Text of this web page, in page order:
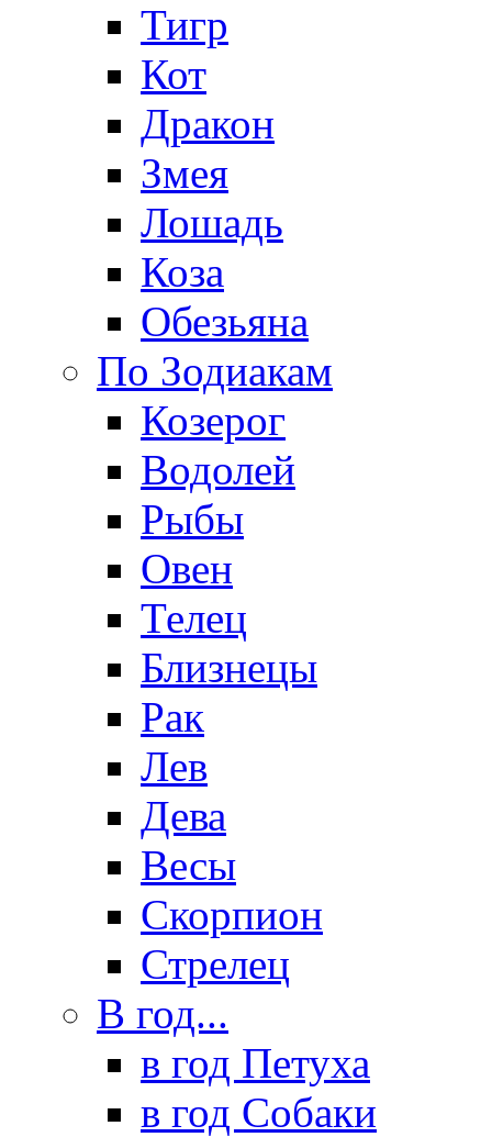
Тигр
Кот
Дракон
Змея
Лошадь
Коза
Обезьяна
По Зодиакам
Козерог
Водолей
Рыбы
Овен
Телец
Близнецы
Рак
Лев
Дева
Весы
Скорпион
Стрелец
В год...
в год Петуха
в год Собаки